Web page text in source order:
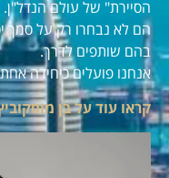
הסיירת" של עולם הנדל"ן.
הם לא נבחרו רק על סמך
בהם שותפים לדרך.
אנחנו פועלים כיחידה
קראו עוד על בן